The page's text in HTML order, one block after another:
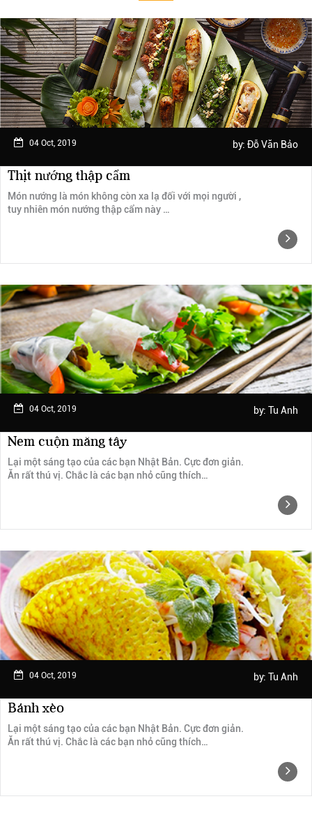
Have a nice day.
Ngày trải nghiệm: tháng 2 năm 2019
04 Oct, 2019 by: Đỗ Văn Bảo
Thịt nướng thập cẩm
Món nướng là món không còn xa lạ đối với mọi người ,
tuy nhiên món nướng thập cẩm này …
04 Oct, 2019 by: Tu Anh
Nem cuộn măng tây
Lại một sáng tạo của các bạn Nhật Bản. Cực đơn giản.
Ăn rất thú vị. Chắc là các bạn nhỏ cũng thích…
04 Oct, 2019 by: Tu Anh
Bánh xèo
Lại một sáng tạo của các bạn Nhật Bản. Cực đơn giản.
Ăn rất thú vị. Chắc là các bạn nhỏ cũng thích…